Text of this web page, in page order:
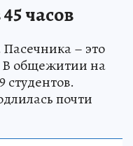
часов
– это
В общежитии на
студентов.
почти